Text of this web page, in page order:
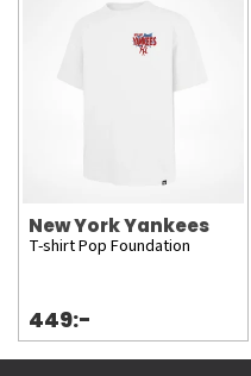
New York Yankees
T-shirt Pop Foundation
449:-